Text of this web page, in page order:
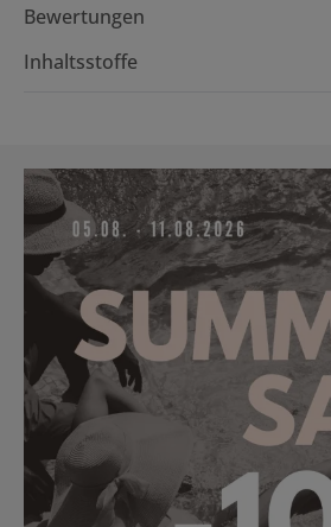
Bewertungen
Inhaltsstoffe